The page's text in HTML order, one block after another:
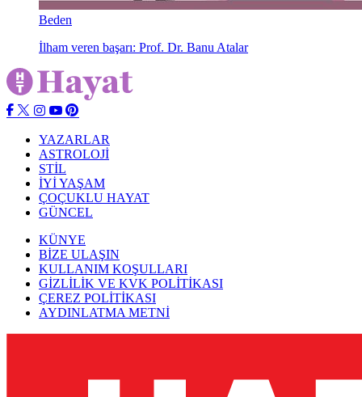
Beden
İlham veren başarı: Prof. Dr. Banu Atalar
YAZARLAR
ASTROLOJİ
STİL
İYİ YAŞAM
ÇOÇUKLU HAYAT
GÜNCEL
KÜNYE
BİZE ULAŞIN
KULLANIM KOŞULLARI
GİZLİLİK VE KVK POLİTİKASI
ÇEREZ POLİTİKASI
AYDINLATMA METNİ